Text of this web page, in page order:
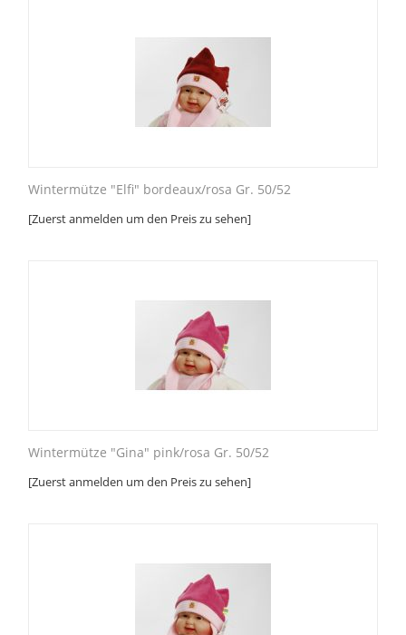
Wintermütze "Elfi" bordeaux/rosa Gr. 50/52
[Zuerst anmelden um den Preis zu sehen]
Wintermütze "Gina" pink/rosa Gr. 50/52
[Zuerst anmelden um den Preis zu sehen]